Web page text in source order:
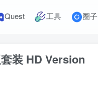
Quest 工具 圈子
装 HD Version